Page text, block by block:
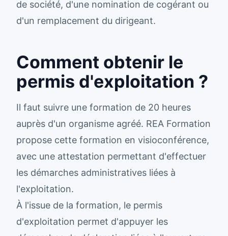
de société, d'une nomination de cogérant ou
d'un remplacement du dirigeant.
Comment obtenir le
permis d'exploitation ?
Il faut suivre une formation de 20 heures
auprès d'un organisme agréé. REA Formation
propose cette formation en visioconférence,
avec une attestation permettant d'effectuer
les démarches administratives liées à
l'exploitation.
À l'issue de la formation, le permis
d'exploitation permet d'appuyer les